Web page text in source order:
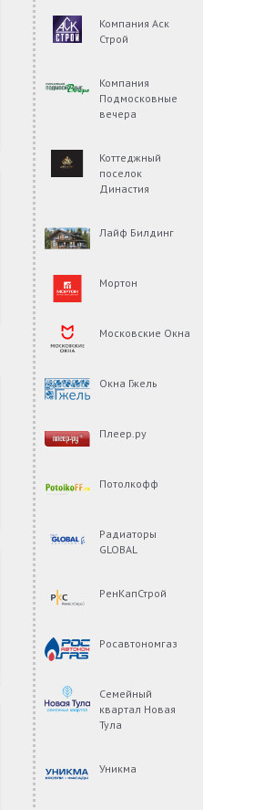
Компания Аск
Строй
Компания
Подмосковные
вечера
Коттеджный
поселок
Династия
Лайф Билдинг
Мортон
Московские Окна
Окна Гжель
Плеер.ру
Потолкофф
Радиаторы
GLOBAL
РенКапСтрой
Росавтономгаз
Семейный
квартал Новая
Тула
Уникма